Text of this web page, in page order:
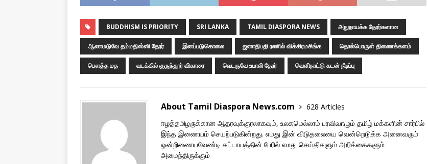
BUDDHISM IS PRIORITY SRI LANKA TAMIL DIASPORA NEWS அநுநாயக்க தேரர்களான
ஆணமடுவே தம்மதிஸ்ஸி தேரர் இனப்படுகொலை ஜனாதிபதி ரணில் விக்கிரமசிங்க தொல்பொருள் திணைக்களம்
பௌத்த மத வடக்கில் குருந்தூர் விகாரை வெடருவே உபாலி தேரர் வெளிநாட்டு கடன் நீடிப்பு
About Tamil Diaspora News.com
628 Articles
ஈழத்தமிழருக்கான ஆதரவுக்குரலாகவும், உலகமெல்லாம் பரவிவாழும் தமிழ் மக்களின் சார்பில்
இந்த இணையம் செயற்படுகின்றது. எமது இன் விடுதலையை வென்றெடுக்க அனைவரும்
ஒன்றிணையவேண்டி கட்டாயத்தின் பேரில் எமது செய்திகளும் அறிக்கைகளும்
அமைந்திருக்கும்